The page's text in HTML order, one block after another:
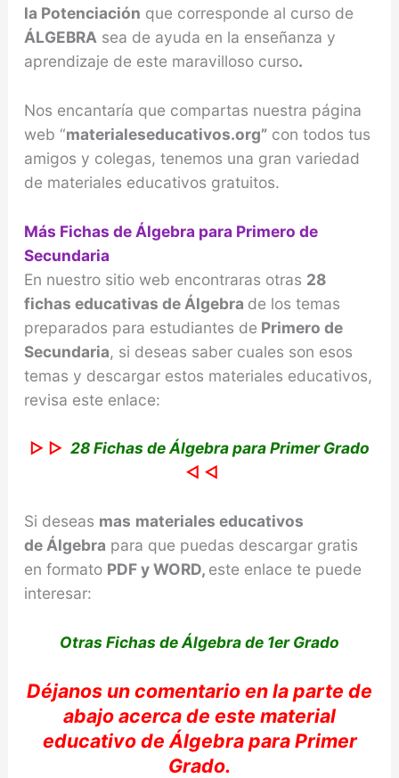
la Potenciación que corresponde al curso de
ÁLGEBRAsea de ayuda en la enseñanza y
aprendizaje de este maravilloso curso.
Nos encantaría que compartas nuestra página
web “materialeseducativos.org”con todos tus
amigos y colegas, tenemos una gran variedad
de materiales educativos gratuitos.
Más Fichas de Álgebra para Primero de
Secundaria
En nuestro sitio web encontraras otras 28
fichas educativas de Álgebra de los temas
preparados para estudiantes de Primero de
Secundaria, si deseas saber cuales son esos
temas y descargar estos materiales educativos,
revisa este enlace:
▷ ▷ 28 Fichas de Álgebra para Primer Grado
◁ ◁
Si deseas mas materiales educativos
deÁlgebra para que puedas descargar gratis
en formato PDF y WORD, este enlace te puede
interesar:
Otras Fichas de Álgebra de 1er Grado
Déjanos un comentario en la parte de
abajo acerca de este material
educativo de Álgebrapara Primer
Grado.